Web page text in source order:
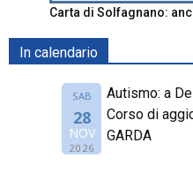
Carta di Solfagnano:
In calendario
SAB
28
NOV
2026
Autismo: a
Corso di
GARDA